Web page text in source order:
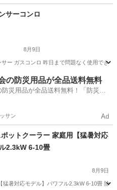
生活家電
サーコンロ
8月9日
ガスコンロ 昨日まで問題なく使用できて
ン家電
の防災用品が全品送料無料
災用品が全品送料無料！「防災備
サン Ad
ットクーラー 家庭用【猛暑対応
2.3kW 6-10畳
8月9日
猛暑対応モデル】パワフル2.3kW 6-10畳 除